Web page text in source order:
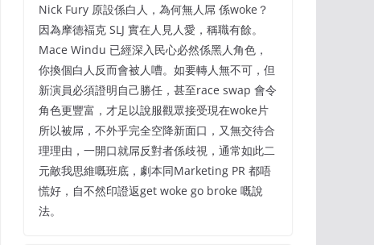
Nick Fury 原設係白人，為何無人屌 係woke？
因為摩德褔克 SLJ 實在人見人愛，稱職有餘。
Mace Windu 已經深入民心必然係黑人角色，
你換個白人反而會被人嘈。如要轉人無不可，但
新演員必須證明自己勝任，甚至race swap 會令
角色更豐富，才足以說服觀眾接受現在woke片
所以被屌，不外乎完全空降新面口，又無交待合
理理由，一開口就屌反對者係歧視，通常如此二
元敵我思維嘅班底，劇本同Marketing PR 都唔
慌好，自不然印證返get woke go broke 嘅說
法。